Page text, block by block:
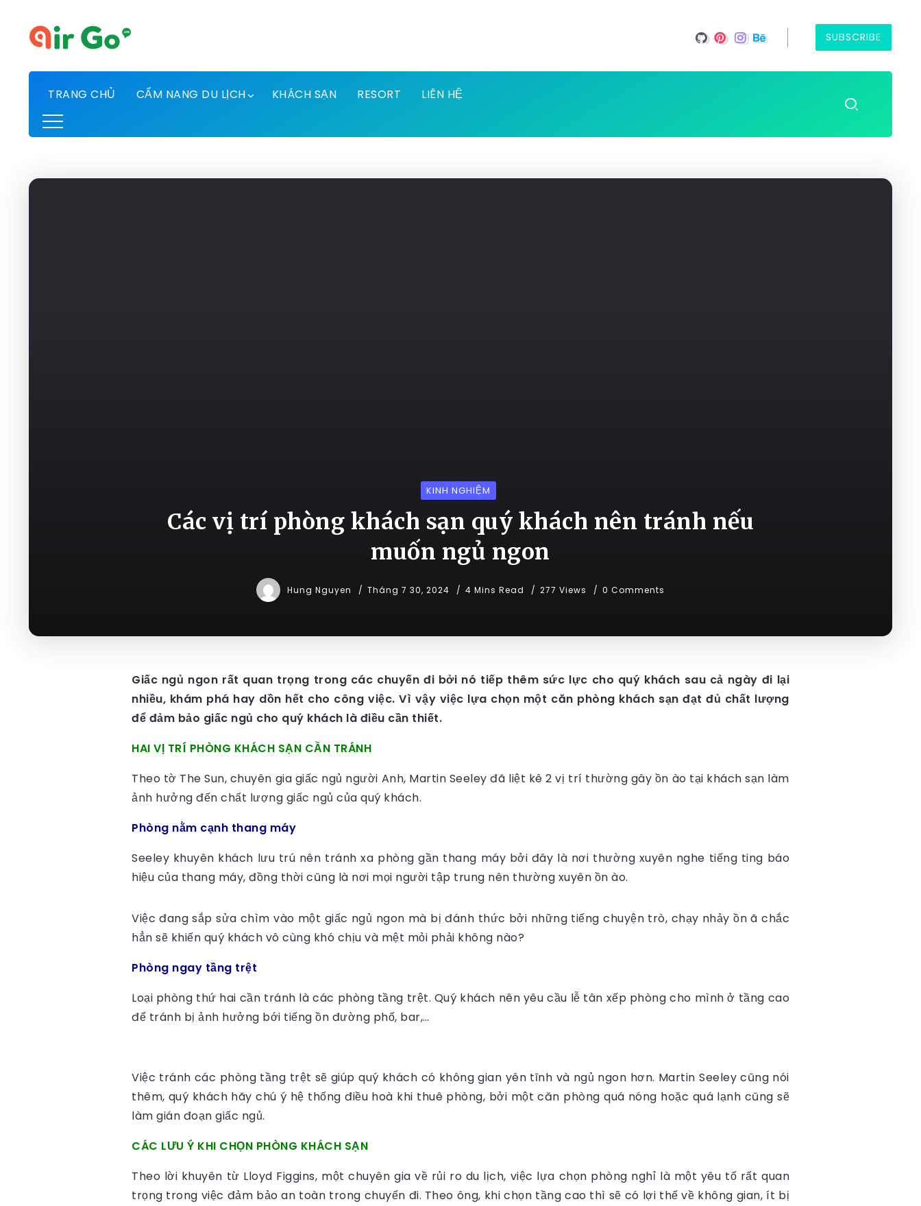
SUBSCRIBE
TRANG CHỦ CẨM NANG DU LỊCH KHÁCH SẠN RESORT LIÊN HỆ
KINH NGHIỆM
Các vị trí phòng khách sạn quý khách nên tránh nếu
muốn ngủ ngon
Hung Nguyen Tháng 7 30, 2024 4 Mins Read 277 Views 0 Comments
Giấc ngủ ngon rất quan trọng trong các chuyến đi bởi nó tiếp thêm sức lực cho quý khách sau cả ngày đi lại
nhiều, khám phá hay dồn hết cho công việc. Vì vậy việc lựa chọn một căn phòng khách sạn đạt đủ chất lượng
để đảm bảo giấc ngủ cho quý khách là điều cần thiết.
HAI VỊ TRÍ PHÒNG KHÁCH SẠN CẦN TRÁNH
Theo tờ The Sun, chuyên gia giấc ngủ người Anh, Martin Seeley đã liệt kê 2 vị trí thường gây ồn ào tại khách sạn làm
ảnh hưởng đến chất lượng giấc ngủ của quý khách.
Phòng nằm cạnh thang máy
Seeley khuyên khách lưu trú nên tránh xa phòng gần thang máy bởi đây là nơi thường xuyên nghe tiếng ting báo
hiệu của thang máy, đồng thời cũng là nơi mọi người tập trung nên thường xuyên ồn ào.
Việc đang sắp sửa chìm vào một giấc ngủ ngon mà bị đánh thức bởi những tiếng chuyện trò, chạy nhảy ồn ã chắc
hẳn sẽ khiến quý khách vô cùng khó chịu và mệt mỏi phải không nào?
Phòng ngay tầng trệt
Loại phòng thứ hai cần tránh là các phòng tầng trệt. Quý khách nên yêu cầu lễ tân xếp phòng cho mình ở tầng cao
để tránh bị ảnh hưởng bới tiếng ồn đường phố, bar,…
Việc tránh các phòng tầng trệt sẽ giúp quý khách có không gian yên tĩnh và ngủ ngon hơn. Martin Seeley cũng nói
thêm, quý khách hãy chú ý hệ thống điều hoà khi thuê phòng, bởi một căn phòng quá nóng hoặc quá lạnh cũng sẽ
làm gián đoạn giấc ngủ.
CÁC LƯU Ý KHI CHỌN PHÒNG KHÁCH SẠN
Theo lời khuyên từ Lloyd Figgins, một chuyên gia về rủi ro du lịch, việc lựa chọn phòng nghỉ là một yêu tố rất quan
trọng trong việc đảm bảo an toàn trong chuyến đi. Theo ông, khi chọn tầng cao thì sẽ có lợi thế về không gian, ít bị